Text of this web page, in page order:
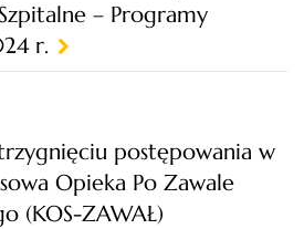
– Programy
r.
postępowania w
Opieka Po Zawale
(KOS-ZAWAŁ)